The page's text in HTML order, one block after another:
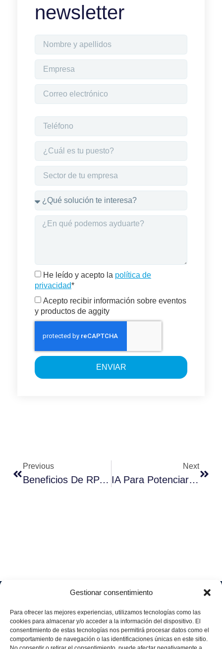
Gestionar consentimiento
Para ofrecer las mejores experiencias, utilizamos tecnologías como las
cookies para almacenar y/o acceder a la información del dispositivo. El
consentimiento de estas tecnologías nos permitirá procesar datos como el
comportamiento de navegación o las identificaciones únicas en este sitio.
newsletter
He leído y acepto la política de
privacidad*
Acepto recibir información sobre eventos
y productos de aggity
ENVIAR
Previous
Beneficios De RPA En Procesos Financieros
Next
IA Para Potenciar El Talento En La Industria
Soluciones
Data
Industria
4.0
Industrial
Retail
Health &
Quiénes
Únete
a
aggity
legal
Política
de
Privacid